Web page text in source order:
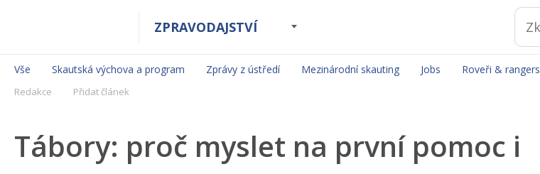
ZPRAVODAJSTVÍ
Vše Skautská výchova a program Zprávy z ústředí Mezinárodní skauting Jobs Roveři & rangers
Redakce Přidat článek
Tábory: proč myslet na první pomoc i